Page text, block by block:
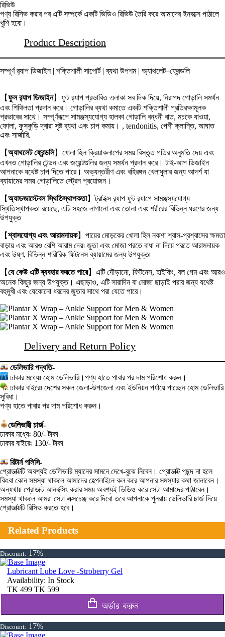
রিভিউ
পণ্য রিসিভ করার পর এটি সম্পর্কে একটি ভিডিও রিভিউ তৈরি করে আমাদের ইনবক্সে পাঠালে
খুশি হবো।
Product Description
সম্পূর্ণ র‍্যাপ ডিজাইন | শক্তিশালী সাপোর্ট | ব্যথা উপশম | অ্যাথলেট–ফ্রেন্ডলি
【ফুল র‍্যাপ ডিজাইন】ফুট র‍্যাপ প্রভাবিত এলাকা সব দিক দিয়ে, নিরাপদ গোড়ালি সমর্থন
এবং শিথিলতা প্রদান করে। গোড়ালির ব্যথা কমাতে একটি শক্তিশালী প্রতিরক্ষামূলক
প্রভাবের সাথে। সম্পূর্ণরূপে সামঞ্জস্যযোগ্য হালকা গোড়ালি বন্ধনী বাত, মচকে যাওয়া,
ফোলা, ফুসকুড়ি দ্বারা সৃষ্ট ব্যথা এবং চাপ কমায়। , tendonitis, পেশী ক্লান্তি, আঘাত
এবং সার্জারি.
【অ্যাথলেট ফ্রেন্ডলি】খোলা হিল ক্রিয়াকলাপের সময় বিস্তৃত গতির অনুমতি দেয় এবং
এখনও গোড়ালির টেন্ডন এবং জয়েন্টগুলির জন্য সমর্থন প্রদান করে। টাই-আপ ডিজাইন
আপনাকে যথেষ্ট চাপ দিতে পারে। অভ্যন্তরীণ এবং বহিরঙ্গন খেলাধুলার জন্য আদর্শ যা
ব্যায়ামের সময় গোড়ালিতে স্ট্রেন প্রয়োজন।
【অ্যাডজাস্টেবল স্থিতিস্থাপকতা】ট্রাইক্স র‍্যাপ ফুট র‍্যাপে সামঞ্জস্যযোগ্য
স্থিতিস্থাপকতা রয়েছে, এটি সহজে লাগানো এবং তোলা এবং শরীরের বিভিন্ন ধরণের জন্য
উপযুক্ত
【শ্বাসযোগ্য এবং আরামদায়ক】পায়ের মোড়কের খোলা হিল নকশা শ্বাস-প্রশ্বাসের ক্ষমতা
বাড়ায় এবং আরও বেশি আরাম দেয়৷ জুতা এবং মোজা পরতে বাধা না দিয়ে পরতে আরামদায়ক
এবং উষ্ণ, বিভিন্ন শারীরিক ফিটনেস ব্যায়ামের জন্য উপযুক্ত৷
【যে কেউ এটি ব্যবহার করতে পারে】এটি দৌড়ানো, ফিটনেস, হাইকিং, বল গেম এবং আরও
অনেক কিছুর জন্য উপযুক্ত। এছাড়াও, এটি সারাদিন বা মোজা ছাড়াই পরার জন্য যথেষ্ট
বহুমুখী এবং যেকোনো ধরনের জুতার সাথে পরা যেতে পারে।
Delivery and Return Policy
ডেলিভারি পদ্ধতি-
ঢাকার মধ্যেঃ হোম ডেলিভারি।পণ্য হাতে পাবার পর দাম পরিশোধ করুন।
ঢাকার বাইরেঃ দেশের সকল জেলা-উপজেলা এবং ইউনিয়ন পর্যায়ে পাচ্ছেন হোম ডেলিভারি
সুবিধা।
পণ্য হাতে পাবার পর দাম পরিশোধ করুন।
ডেলিভারী চার্জ-
ঢাকার মধ্যেঃ 80/- টাকা
ঢাকার বাইরেঃ 130/- টাকা
রিটার্ন পলিসি-
প্রোডাক্টটি অবশ্যই ডেলিভারি ম্যানের সামনে দেখে-বুঝে নিবেন। প্রোডাক্ট পছন্দ না হলে
কিংবা কোন সমস্যা থাকলে আমাদের হেল্পলাইনে কল করে আপনার সমস্যার কথা জানাবেন।
অন্যথায় প্রোডাক্ট আনবক্সিং করার সময় অবশ্যই ভিডিও করে সেটা আমাদের পাঠাবেন।
সমস্যা থাকলে আমরা সেটা এক্সচেঞ্জ করে দিবো তবে আপনাকে পুনরায় ডেলিভারি চার্জ দিয়ে
প্রোডাক্টটি রিসিভ করতে হবে।
Related Products
Discount: 17%
Lubricant Lube Love -Stroberry Gel
Availability: In Stock
TK 499 TK 599
অর্ডার করুন
Discount: 17%